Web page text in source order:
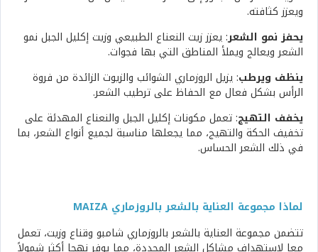
ويعزز كثافته.
يحفز نمو الشعر: يعزز زيت النعناع الطبيعي وزيت إكليل الجبل نمو
الشعر ويعالج ويملأ المناطق التي بها فجوات.
ينظف ويرطب: يزيل الروزماري الشوائب والزيوت الزائدة من فروة
الرأس بشكل فعال مع الحفاظ على ترطيب الشعر.
يخفف التهيج: تعمل مكونات إكليل الجبل والنعناع المهدئة على
تخفيف الحكة والتهيج، مما يجعلها مناسبة لجميع أنواع الشعر، بما
في ذلك الشعر الحساس.
لماذا مجموعة العناية بالشعر بالروزماري MAIZA
تتضمن مجموعة العناية بالشعر بالروزماري شامبو وقناع وزيت، تعمل
معا لاستهداف مشاكل الشعر المحددة، مما يوفر نهجا أكثر شمولاً